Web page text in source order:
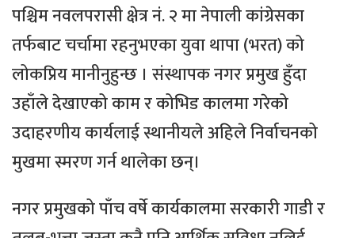
पश्चिम नवलपरासी क्षेत्र नं. २ मा नेपाली कांग्रेसका
तर्फबाट चर्चामा रहनुभएका युवा थापा (भरत) को
लोकप्रिय मानीनुहुन्छ । संस्थापक नगर प्रमुख हुँदा
उहाँले देखाएको काम र कोभिड कालमा गरेको
उदाहरणीय कार्यलाई स्थानीयले अहिले निर्वाचनको
मुखमा स्मरण गर्न थालेका छन्।
नगर प्रमुखको पाँच वर्षे कार्यकालमा सरकारी गाडी र